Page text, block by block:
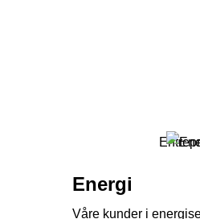
Energi
Våre kunder i